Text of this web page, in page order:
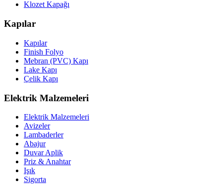
Klozet Kapağı
Kapılar
Kapılar
Finish Folyo
Mebran (PVC) Kapı
Lake Kapı
Çelik Kapı
Elektrik Malzemeleri
Elektrik Malzemeleri
Avizeler
Lambaderler
Abajur
Duvar Aplik
Priz & Anahtar
Işık
Sigorta